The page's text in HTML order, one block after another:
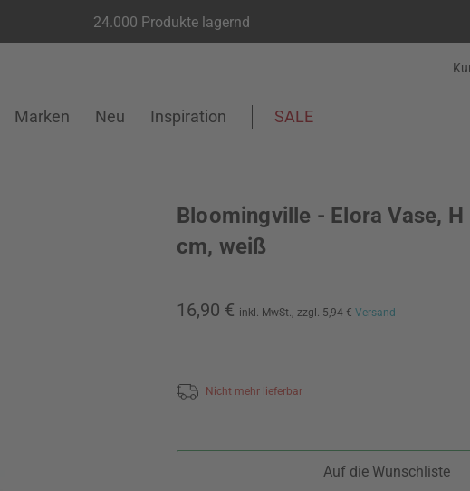
24.000 Produkte lagernd
Marken Neu Inspiration SALE
Bloomingville - Elora Vase, H
cm, weiß
16,90 € inkl. MwSt., zzgl. 5,94 € Versand
Nicht mehr lieferbar
Auf die Wunschliste